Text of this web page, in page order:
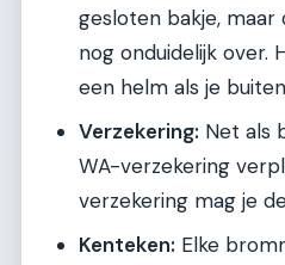
gesloten bakje, maar
nog onduidelijk over.
een helm als je
Verzekering: Net als
WA-verzekering
verzekering mag je
Kenteken: Elke